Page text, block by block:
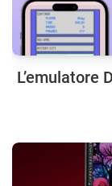
L’emulatore